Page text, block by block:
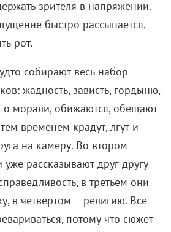
зрителя в напряжении.
быстро рассыпается,
рот.
собирают весь набор
жадность, зависть, гордыню,
о морали, обижаются, обещают
временем крадут, лгут и
на камеру. Во втором
рассказывают друг другу
в третьем они
в четвертом – религию. Все
потому что сюжет